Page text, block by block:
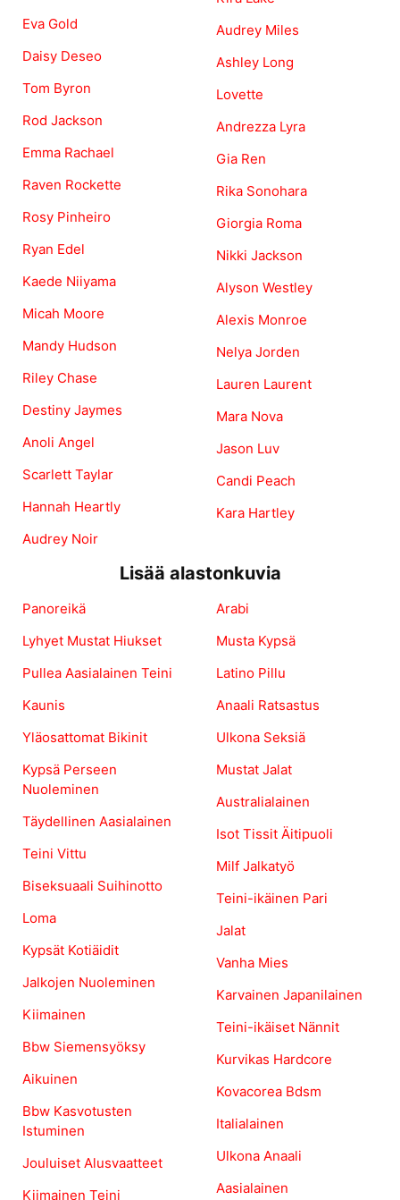
Eva Gold
Daisy Deseo
Tom Byron
Rod Jackson
Emma Rachael
Raven Rockette
Rosy Pinheiro
Ryan Edel
Kaede Niiyama
Micah Moore
Mandy Hudson
Riley Chase
Destiny Jaymes
Anoli Angel
Scarlett Taylar
Hannah Heartly
Audrey Noir
Audrey Miles
Ashley Long
Lovette
Andrezza Lyra
Gia Ren
Rika Sonohara
Giorgia Roma
Nikki Jackson
Alyson Westley
Alexis Monroe
Nelya Jorden
Lauren Laurent
Mara Nova
Jason Luv
Candi Peach
Kara Hartley
Lisää alastonkuvia
Panoreikä
Lyhyet Mustat Hiukset
Pullea Aasialainen Teini
Kaunis
Yläosattomat Bikinit
Kypsä Perseen
Nuoleminen
Täydellinen Aasialainen
Teini Vittu
Biseksuaali Suihinotto
Loma
Kypsät Kotiäidit
Jalkojen Nuoleminen
Kiimainen
Bbw Siemensyöksy
Aikuinen
Bbw Kasvotusten
Istuminen
Jouluiset Alusvaatteet
Kiimainen Teini
Arabi
Musta Kypsä
Latino Pillu
Anaali Ratsastus
Ulkona Seksiä
Mustat Jalat
Australialainen
Isot Tissit Äitipuoli
Milf Jalkatyö
Teini-ikäinen Pari
Jalat
Vanha Mies
Karvainen Japanilainen
Teini-ikäiset Nännit
Kurvikas Hardcore
Kovacorea Bdsm
Italialainen
Ulkona Anaali
Aasialainen